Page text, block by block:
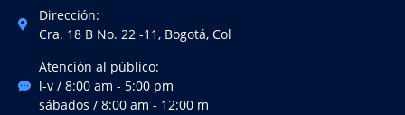
Dirección:
Cra. 18 B No. 22 -11, Bogotá, Col
Atención al público:
l-v / 8:00 am - 5:00 pm
sábados / 8:00 am - 12:00 m